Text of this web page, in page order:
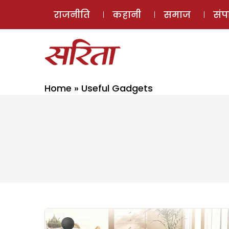
राजनीति कहानी समाज
Home » Useful Gadgets